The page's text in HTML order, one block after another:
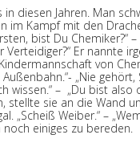
diesen Jahren. Man
im Kampf mit den
bist Du Chemiker?“
Verteidiger?“ Er nannte
von
„Nie
wissen.“ – „Du bist also
stellte sie an die
„Scheiß Weiber.“ –
noch einiges zu